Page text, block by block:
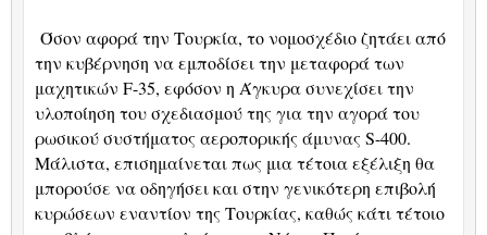
Όσον αφορά την Τουρκία, το νομοσχέδιο ζητάει από
την κυβέρνηση να εμποδίσει την μεταφορά των
μαχητικών F-35, εφόσον η Άγκυρα συνεχίσει την
υλοποίηση του σχεδιασμού της για την αγορά του
ρωσικού συστήματος αεροπορικής άμυνας S-400.
Μάλιστα, επισημαίνεται πως μια τέτοια εξέλιξη θα
μπορούσε να οδηγήσει και στην γενικότερη επιβολή
κυρώσεων εναντίον της Τουρκίας, καθώς κάτι τέτοιο